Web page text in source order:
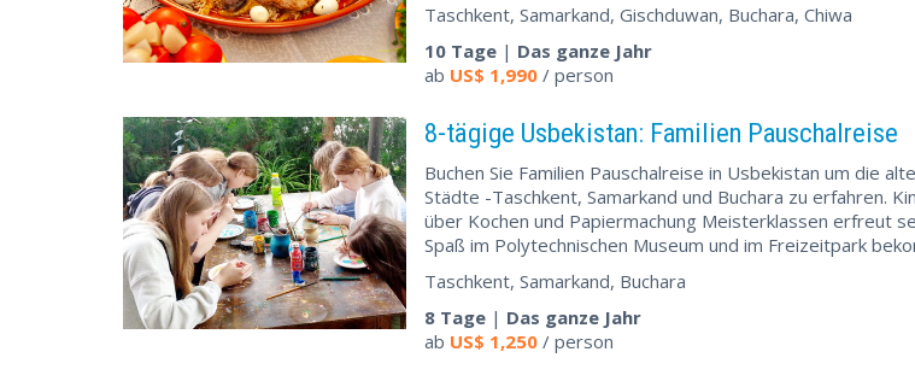
Taschkent, Samarkand, Gischduwan, Buchara, Chiwa
10 Tage | Das ganze Jahr
ab US$ 1,990 / person
8-tägige Usbekistan: Familien Pauschalreise
Buchen Sie Familien Pauschalreise in Usbekistan um die
Städte -Taschkent, Samarkand und Buchara zu erfahren.
über Kochen und Papiermachung Meisterklassen erfreut
Spaß im Polytechnischen Museum und im Freizeitpark
Taschkent, Samarkand, Buchara
8 Tage | Das ganze Jahr
ab US$ 1,250 / person